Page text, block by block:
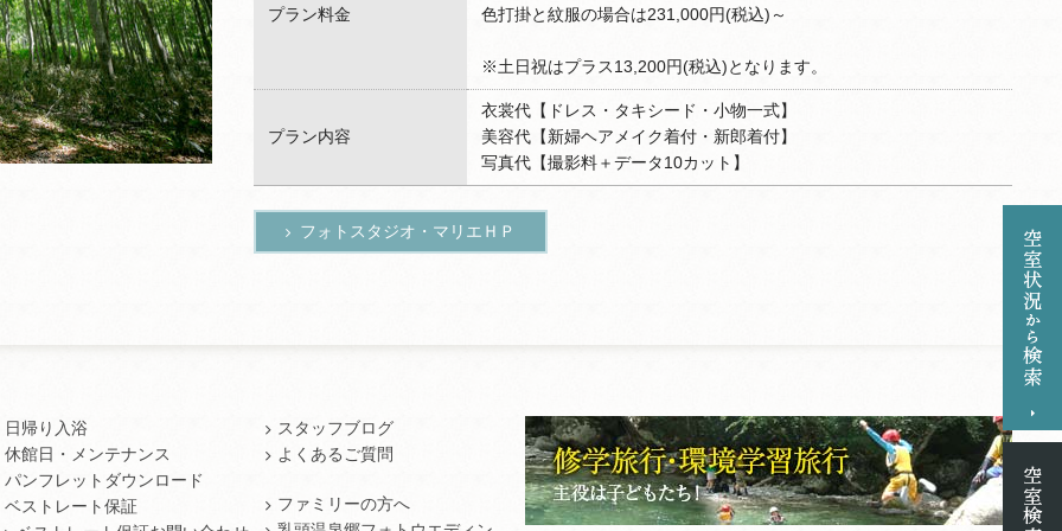
プラン料金 色打掛と紋服の場合は231,000円(税込)～
※土日祝はプラス13,200円(税込)となります。
プラン内容
衣裳代【ドレス・タキシード・小物一式】
美容代【新婦ヘアメイク着付・新郎着付】
写真代【撮影料＋データ10カット】
フォトスタジオ・マリエＨＰ
日帰り入浴
休館日・メンテナンス
パンフレットダウンロード
ベストレート保証
スタッフブログ
よくあるご質問
ファミリーの方へ